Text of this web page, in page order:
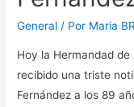
General / Por Maria BR
Hoy la Hermandad
recibido una triste
Fernández a los 89